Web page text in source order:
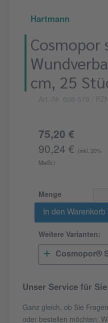
Hartmann
Cosmopor
cm, 25
Art.-Nr. 608-519 /
75,20 €
90,24 €
(inkl. 20%
MwSt.)
Menge
In den Warenkorb
Weitere Varianten:
Cosmopor®
Unser Service für
Ganz gleich, ob Sie
oder bestellen möchten: